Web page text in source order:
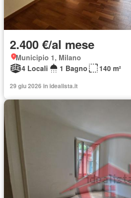
2.400 €/al mese
Municipio 1, Milano
4 Locali
1 Bagno 140 m²
29 giu 2026 in idealista.it